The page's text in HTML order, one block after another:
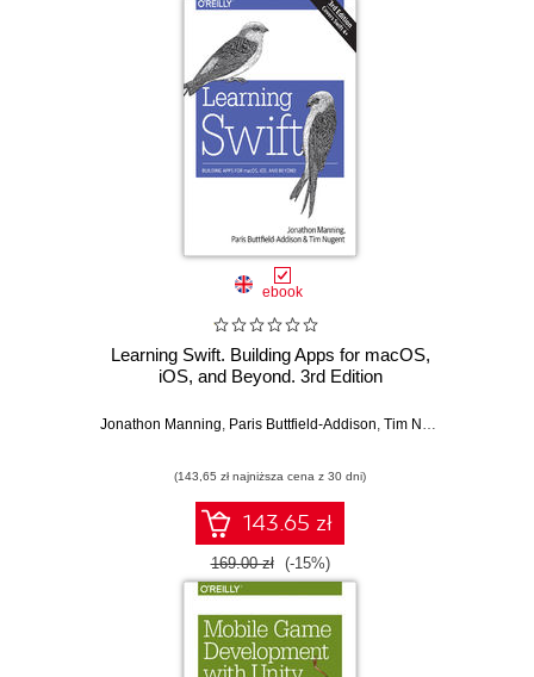
ebook
Learning Swift. Building Apps for macOS,
iOS, and Beyond. 3rd Edition
Jonathon Manning, Paris Buttfield-Addison, Tim Nugent
(143,65 zł najniższa cena z 30 dni)
143.65 zł
169.00 zł (-15%)